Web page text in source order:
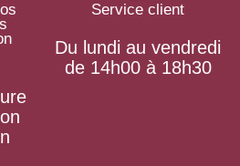
Service client
Du lundi au vendredi
de 14h00 à 18h30